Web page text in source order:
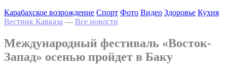
Карабахское возрождение Спорт Фото Видео Здоровье Кухня
Вестник Кавказа — Все новости
Международный фестиваль «Восток-
Запад» осенью пройдет в Баку